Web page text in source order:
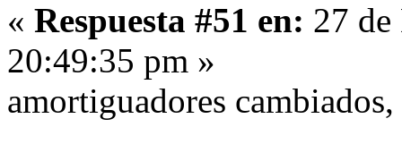
« Respuesta #51 en: 27
20:49:35 pm »
amortiguadores